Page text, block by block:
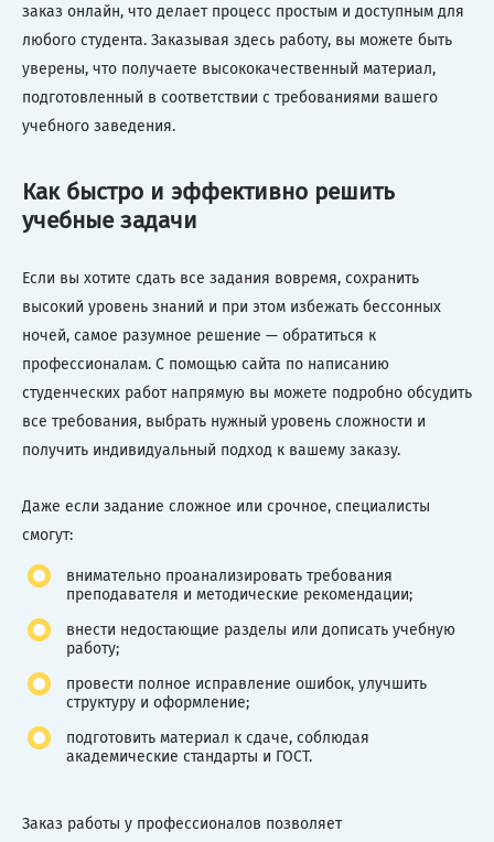
заказ онлайн, что делает процесс простым и доступным для
любого студента. Заказывая здесь работу, вы можете быть
уверены, что получаете высококачественный материал,
подготовленный в соответствии с требованиями вашего
учебного заведения.
Как быстро и эффективно решить
учебные задачи
Если вы хотите сдать все задания вовремя, сохранить
высокий уровень знаний и при этом избежать бессонных
ночей, самое разумное решение — обратиться к
профессионалам. С помощью сайта по написанию
студенческих работ напрямую вы можете подробно обсудить
все требования, выбрать нужный уровень сложности и
получить индивидуальный подход к вашему заказу.
Даже если задание сложное или срочное, специалисты
смогут:
внимательно проанализировать требования
преподавателя и методические рекомендации;
внести недостающие разделы или дописать учебную
работу;
провести полное исправление ошибок, улучшить
структуру и оформление;
подготовить материал к сдаче, соблюдая
академические стандарты и ГОСТ.
Заказ работы у профессионалов позволяет